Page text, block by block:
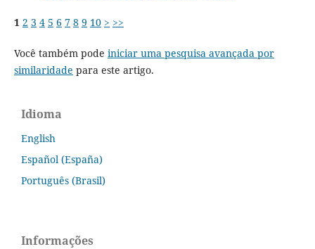
1 2 3 4 5 6 7 8 9 10 > >>
Você também pode iniciar uma pesquisa avançada por
similaridade para este artigo.
Idioma
English
Español (España)
Português (Brasil)
Informações